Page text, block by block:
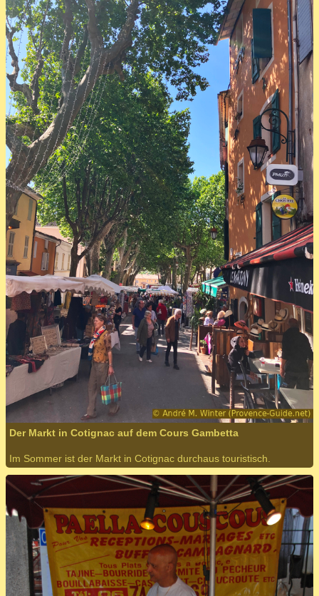
Der Markt in Cotignac auf dem Cours Gambetta
Im Sommer ist der Markt in Cotignac durchaus touristisch.